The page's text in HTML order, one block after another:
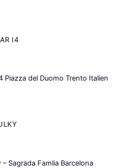
I4
Piazza del Duomo Trento Italien
Sagrada Famlia Barcelona